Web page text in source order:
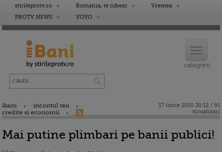
stirileprotv.ro Romania, te iubesc
Vremea
PROTV NEWS
VOYO
ibani
incontul tau
credite si economii
17 iunie 2010 20:12 / 91
vizualizari
Mai putine plimbari pe banii publici!